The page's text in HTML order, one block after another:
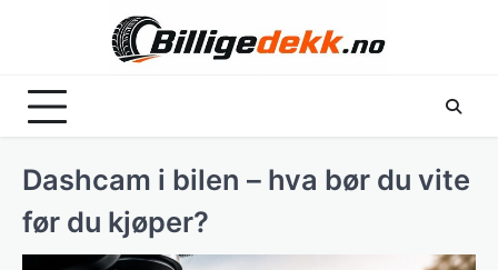
Dashcam i bilen – hva bør du vite
før du kjøper?